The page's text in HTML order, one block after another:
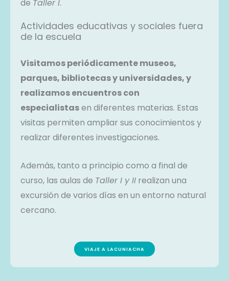
de Taller I.
Actividades educativas y sociales fuera
de la escuela
Visitamos periódicamente museos,
parques, bibliotecas y universidades, y
realizamos encuentros con
especialistasen diferentes materias. Estas
visitas permiten ampliar sus conocimientos y
realizar diferentes investigaciones.
Además, tanto a principio como a final de
curso, las aulas de Taller I y II realizan una
excursión de varios días en un entorno natural
cercano.
VIAJE A LACUNIACHA